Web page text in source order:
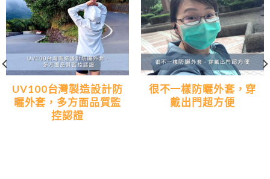
UV100台灣製造設計防
曬外套，多方面品質監
控認證
很不一樣防曬外套，穿
戴出門超方便